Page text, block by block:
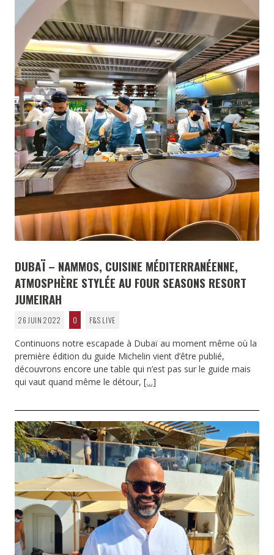
DUBAÏ – NAMMOS, CUISINE MÉDITERRANÉENNE,
ATMOSPHÈRE STYLÉE AU FOUR SEASONS RESORT
JUMEIRAH
26 JUIN 2022 0 F&S LIVE
Continuons notre escapade à Dubaï au moment même où la
première édition du guide Michelin vient d’être publié,
découvrons encore une table qui n’est pas sur le guide mais
qui vaut quand même le détour, […]